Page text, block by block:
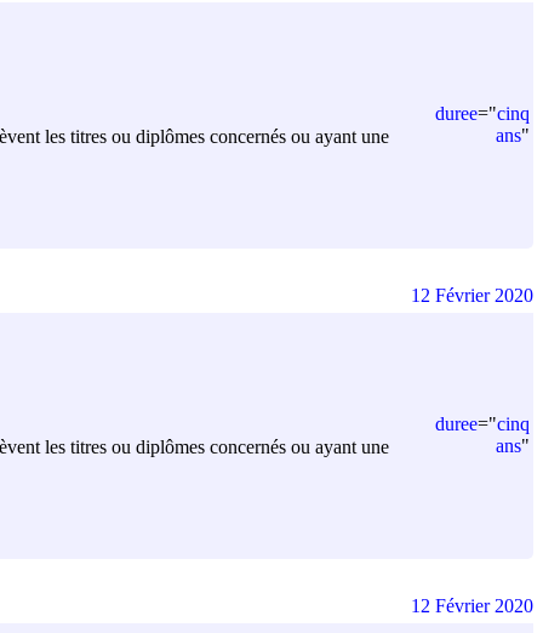
les titres ou diplômes concernés ou ayant une
duree="cinq
ans"
les titres ou diplômes concernés ou ayant une
duree="cinq
ans"
12 Février 2020
12 Février 2020